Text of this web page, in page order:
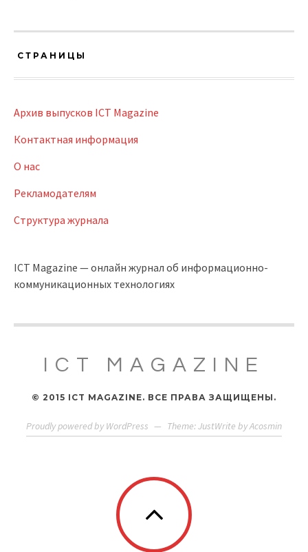
СТРАНИЦЫ
Архив выпусков ICT Magazine
Контактная информация
О нас
Рекламодателям
Структура журнала
ICT Magazine — онлайн журнал об информационно-
коммуникационных технологиях
ICT MAGAZINE
© 2015 ICT MAGAZINE. ВСЕ ПРАВА ЗАЩИЩЕНЫ.
Proudly powered by WordPress — Theme: JustWrite byAcosmin